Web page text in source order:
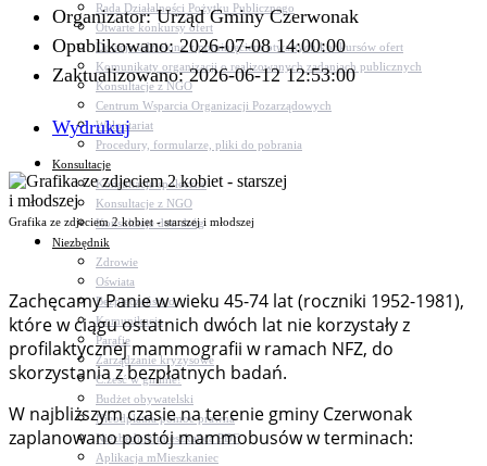
Rada Działalności Pożytku Publicznego
Otwarte konkursy ofert
Dotacje udzielone z pominięciem otwartych konkursów ofert
Komunikaty organizacji o realizowanych zadaniach publicznych
Konsultacje z NGO
Centrum Wsparcia Organizacji Pozarządowych
Wolontariat
Procedury, formularze, pliki do pobrania
Konsultacje
Konsultacje społeczne
Konsultacje z NGO
Konsultacje dot. dróg
Niezbędnik
Zdrowie
Oświata
Bezpieczeństwo
Komunikacja
Parafie
Zarządzanie kryzysowe
C.ześć w gminie!
Budżet obywatelski
Nieodpłatna pomoc prawna
Niezbędnik mieszkańca PDF
Aplikacja mMieszkaniec
Organizator: Urząd Gminy Czerwonak
Opublikowano: 2026-07-08 14:00:00
Zaktualizowano: 2026-06-12 12:53:00
Wydrukuj
Grafika ze zdjeciem 2 kobiet - starszej i młodszej
Zachęcamy Panie w wieku 45-74 lat (roczniki 1952-1981),
które w ciągu ostatnich dwóch lat nie korzystały z
profilaktycznej mammografii w ramach NFZ, do
skorzystania z bezpłatnych badań.
W najbliższym czasie na terenie gminy Czerwonak
zaplanowano postój mammobusów w terminach: